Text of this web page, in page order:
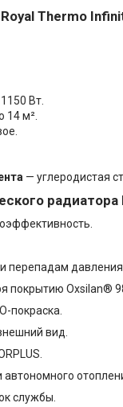
Thermo
Вт.
14 м².
— углеродистая
радиатора
перепадам
покрытию Oxsilan®
покраска.
вид.
службы.